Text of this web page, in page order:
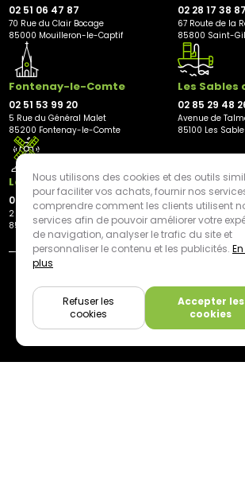
02 51 06 47 87
70 Rue du Clair Bocage
85000 Mouilleron-le-Captif
02 28 17 38 87
67 Route de la
85800 Saint-
Fontenay-le-Comte
02 51 53 99 20
5 Rue du Général Malet
85200 Fontenay-le-Comte
Les Sables
02 85 29 48
Avenue de
85100 Les
Les Herbiers
02 21 81 23 11
2 rue des Peupliers
85500 Les Herbiers
Livraison
Plan du site Mentions légales
Cookies
Nous utilisons des cookies et des outils
pour faciliter vos achats, fournir nos
comprendre comment les clients utilisent
services afin de pouvoir améliorer votre
de navigation, analyser le trafic du site et
personnaliser le contenu et les publicités.
plus
Accepter les
cookies
Refuser les
cookies